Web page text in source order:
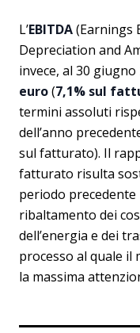
L’EBITDA(Earnings
Depreciation and
invece, al 30 giugno
euro(7,1% sul
termini assoluti
dell’anno
sul fatturato). Il
fatturato risulta
periodo
ribaltamento dei
dell’energia e dei
processo al quale il
la massima